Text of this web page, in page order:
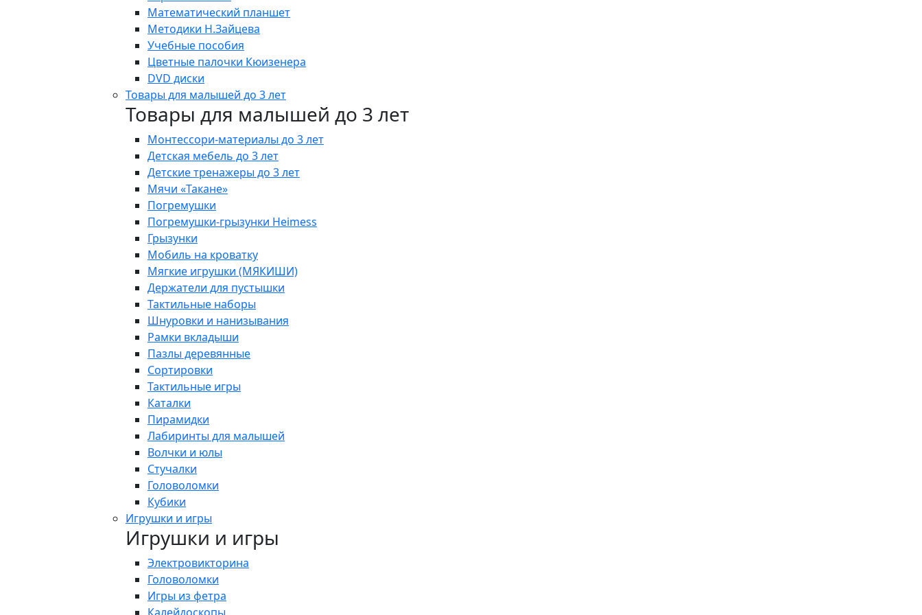
Математический планшет
Методики Н.Зайцева
Учебные пособия
Цветные палочки Кюизенера
DVD диски
Товары для малышей до 3 лет
Товары для малышей до 3 лет
Монтессори-материалы до 3 лет
Детская мебель до 3 лет
Детские тренажеры до 3 лет
Мячи «Такане»
Погремушки
Погремушки-грызунки Heimess
Грызунки
Мобиль на кроватку
Мягкие игрушки (МЯКИШИ)
Держатели для пустышки
Тактильные наборы
Шнуровки и нанизывания
Рамки вкладыши
Пазлы деревянные
Сортировки
Тактильные игры
Каталки
Пирамидки
Лабиринты для малышей
Волчки и юлы
Стучалки
Головоломки
Кубики
Игрушки и игры
Игрушки и игры
Электровикторина
Головоломки
Игры из фетра